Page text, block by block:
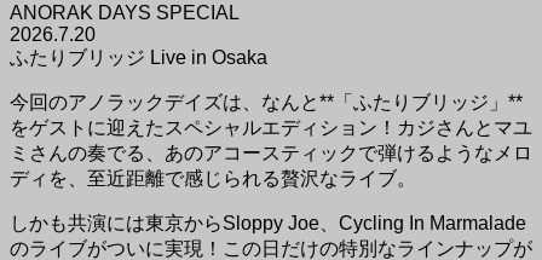
ANORAK DAYS SPECIAL
2026.7.20
ふたりブリッジ Live in Osaka
今回のアノラックデイズは、なんと**「ふたりブリッジ」**
をゲストに迎えたスペシャルエディション！カジさんとマユ
ミさんの奏でる、あのアコースティックで弾けるようなメロ
ディを、至近距離で感じられる贅沢なライブ。
しかも共演には東京からSloppy Joe、Cycling In Marmalade
のライブがついに実現！この日だけの特別なラインナップが